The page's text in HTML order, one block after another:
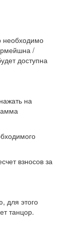
необходимо
/
доступна
на
взносов за
для этого
танцор.